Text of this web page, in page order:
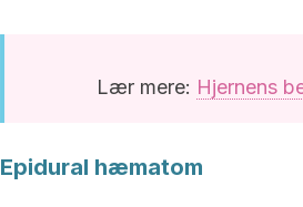
Lær mere: Hjernens
Epidural hæmatom